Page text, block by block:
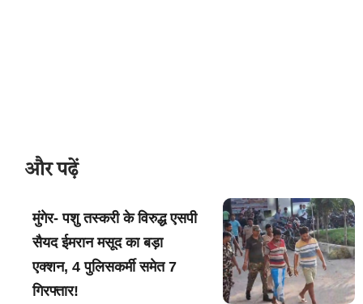
और पढ़ें
मुंगेर- पशु तस्करी के विरुद्ध एसपी
सैयद ईमरान मसूद का बड़ा
एक्शन, 4 पुलिसकर्मी समेत 7
गिरफ्तार!